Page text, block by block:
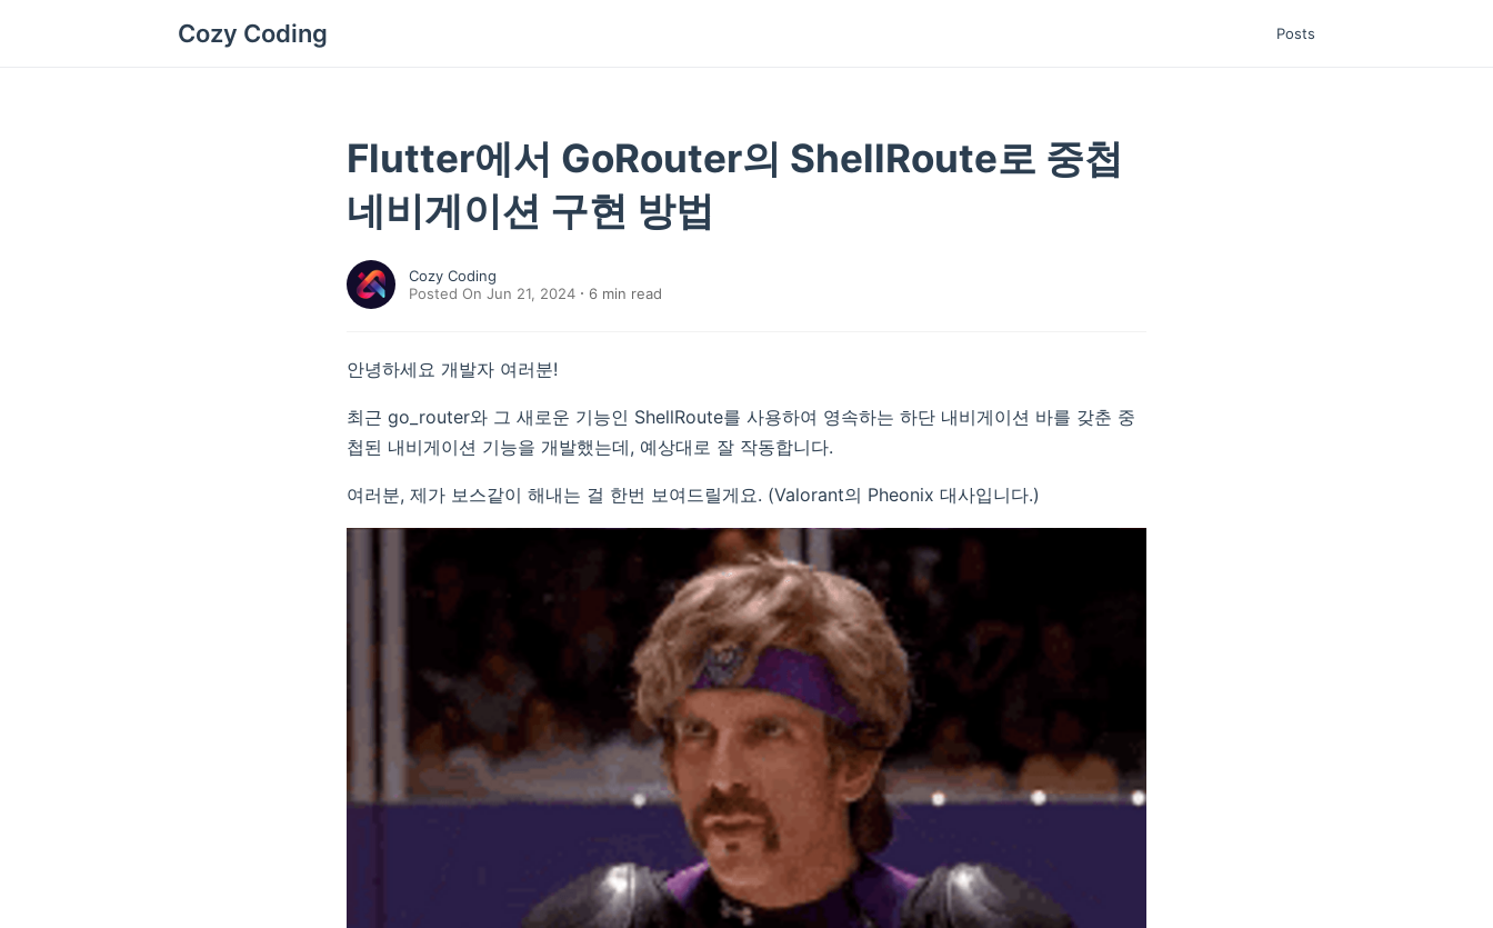
Cozy Coding Posts
Flutter에서 GoRouter의 ShellRoute로 중첩
네비게이션 구현 방법
Cozy Coding
Posted On Jun 21, 2024
6 min read
안녕하세요 개발자 여러분!
최근 go_router와 그 새로운 기능인 ShellRoute를 사용하여 영속하는 하단 내비게이션 바를 갖춘 중
첩된 내비게이션 기능을 개발했는데, 예상대로 잘 작동합니다.
여러분, 제가 보스같이 해내는 걸 한번 보여드릴게요. (Valorant의 Pheonix 대사입니다.)